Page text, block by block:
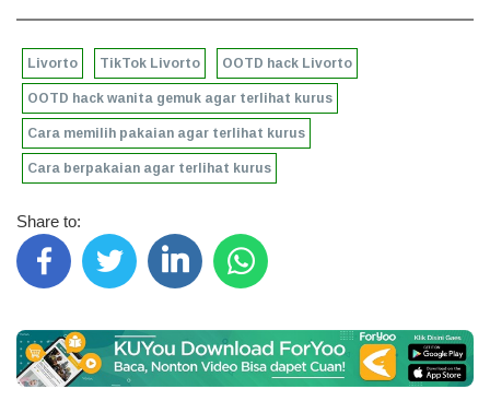
Livorto TikTok Livorto OOTD hack Livorto
OOTD hack wanita gemuk agar terlihat kurus
Cara memilih pakaian agar terlihat kurus
Cara berpakaian agar terlihat kurus
Share to: